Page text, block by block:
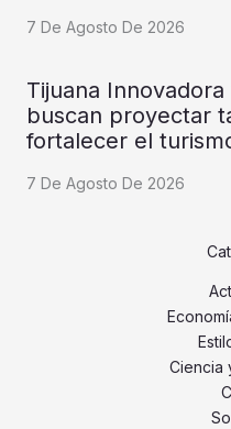
7 De Agosto De 2026
Tijuana
buscan proyectar
fortalecer el
7 De Agosto De 2026
Ciencia